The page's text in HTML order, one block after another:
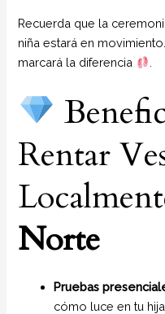
Recuerda que la
niña estará en
marcará la diferencia
Rentar
Norte
Pruebas
cómo luce en tu hija.